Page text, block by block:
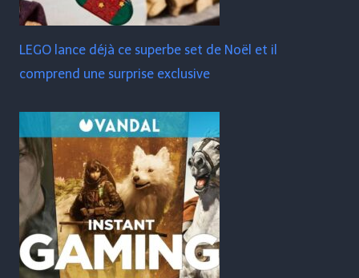
LEGO lance déjà ce superbe set de Noël et il
comprend une surprise exclusive